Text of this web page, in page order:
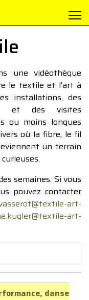
une vidéothèque
le textile et l’art à
installations, des
et des visites
ou moins longues
où la fibre, le fil
un terrain
semaines. Si vous
pouvez contacter
art-
art-
danse